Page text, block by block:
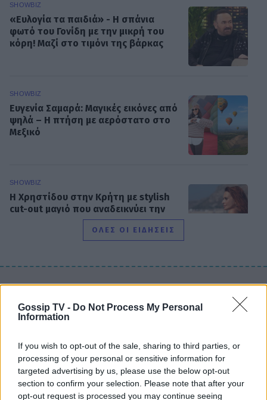
Gossip TV - Do Not Process My Personal
Information
If you wish to opt-out of the sale, sharing to third parties, or
processing of your personal or sensitive information for
targeted advertising by us, please use the below opt-out
section to confirm your selection. Please note that after your
opt-out request is processed you may continue seeing
SHOWBIZ
«Ευλογία τα παιδιά» - Η σπάνια
φωτό του Γονίδη με την μικρή του
κόρη! Μαζί στο τιμόνι της βάρκας
SHOWBIZ
Ευγενία Σαμαρά: Μαγικές εικόνες από
ψηλά – Η πτήση με αερόστατο στο
Μεξικό
SHOWBIZ
Η Χρηστίδου στην Κρήτη με stylish
cut-out μαγιό που αναδεικνύει την
κομψή & μαυρισμένη σιλουέτα της
Βαλαβάνη: Εντυπωσιακή σιλουέτα,
- Μαγνήτισε όλα τα βλέμματα
SHOWBIZ
Σταματίνα Τσιμτσιλή: Η εξόρμηση
για ψάρεμα στην Πάρο με τον Θέμη
ΟΛΕΣ ΟΙ ΕΙΔΗΣΕΙΣ
DPG NETWORK